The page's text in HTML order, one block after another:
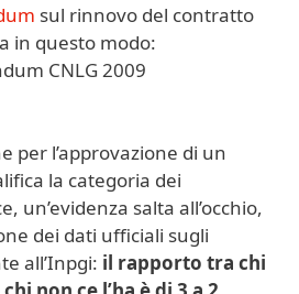
sul rinnovo del contratto
in questo modo:
per l’approvazione di un
la categoria dei
un’evidenza salta all’occhio,
dei dati ufficiali sugli
all’Inpgi: il rapporto tra chi